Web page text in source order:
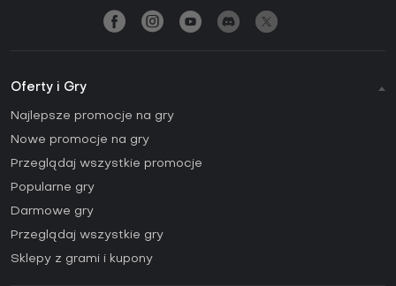
Oferty i Gry
Najlepsze promocje na gry
Nowe promocje na gry
Przeglądaj wszystkie promocje
Popularne gry
Darmowe gry
Przeglądaj wszystkie gry
Sklepy z grami i kupony